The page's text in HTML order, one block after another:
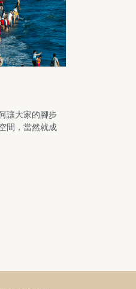
讓大家的腳步
間，當然就成